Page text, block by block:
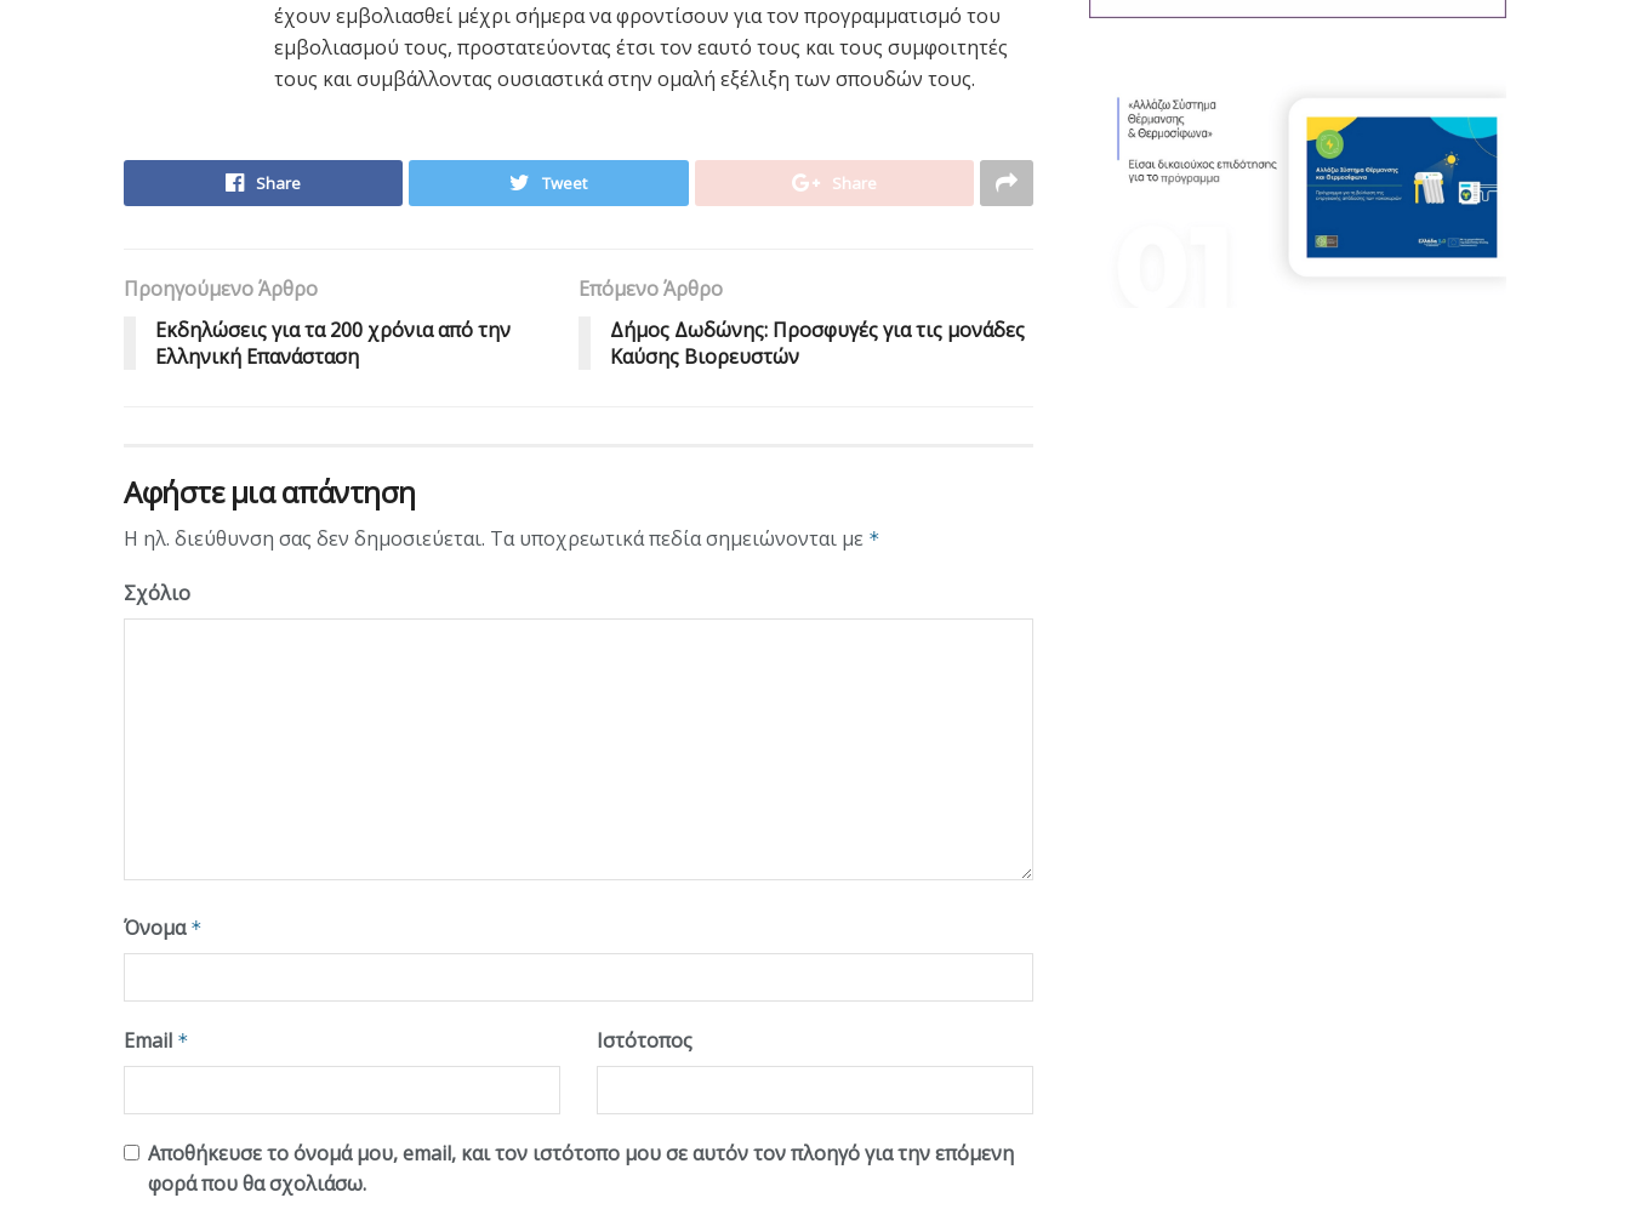
έχουν εμβολιασθεί μέχρι σήμερα να φροντίσουν για τον προγραμματισμό του
εμβολιασμού τους, προστατεύοντας έτσι τον εαυτό τους και τους συμφοιτητές
τους και συμβάλλοντας ουσιαστικά στην ομαλή εξέλιξη των σπουδών τους.
Share Tweet Share
Προηγούμενο Άρθρο
Εκδηλώσεις για τα 200 χρόνια από την
Ελληνική Επανάσταση
Επόμενο Άρθρο
Δήμος Δωδώνης: Προσφυγές για τις μονάδες
Καύσης Βιορευστών
Αφήστε μια απάντηση
Η ηλ. διεύθυνση σας δεν δημοσιεύεται. Τα υποχρεωτικά πεδία σημειώνονται με *
Σχόλιο
Όνομα *
Email * Ιστότοπος
Αποθήκευσε το όνομά μου, email, και τον ιστότοπο μου σε αυτόν τον πλοηγό για την επόμενη
φορά που θα σχολιάσω.